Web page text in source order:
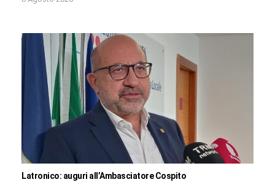
Latronico: auguri all’Ambasciatore Cospito